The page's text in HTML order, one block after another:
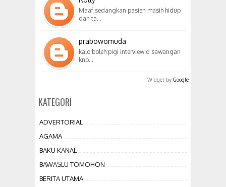
Maaf,sedangkan pasien masih hidup
dan ta…
prabowomuda
kalo boleh pigi interview d sawangan
knp…
Widget by Google
KATEGORI
ADVERTORIAL
AGAMA
BAKU KANAL
BAWASLU TOMOHON
BERITA UTAMA